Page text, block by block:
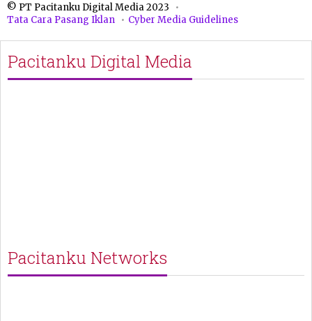
© PT Pacitanku Digital Media 2023
Tata Cara Pasang Iklan
Cyber Media Guidelines
Pacitanku Digital Media
Pacitanku Networks